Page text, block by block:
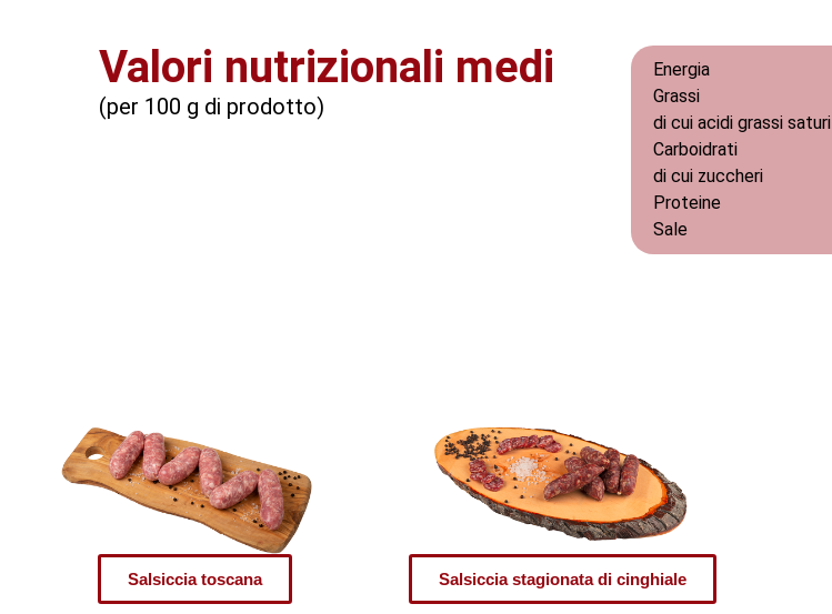
Valori nutrizionali medi
(per 100 g di prodotto)
Energia
Grassi
di cui acidi grassi saturi
Carboidrati
di cui zuccheri
Proteine
Sale
Salsiccia toscana Salsiccia stagionata di cinghiale